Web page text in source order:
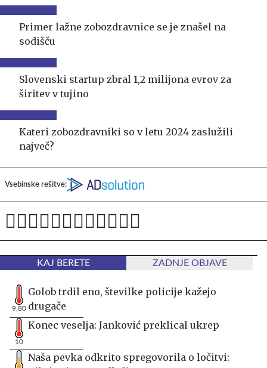
Primer lažne zobozdravnice se je znašel na
sodišču
Slovenski startup zbral 1,2 milijona evrov za
širitev v tujino
Kateri zobozdravniki so v letu 2024 zaslužili
največ?
Vsebinske rešitve:
KAJ BERETE ZADNJE OBJAVE
9,80
Golob trdil eno, številke policije kažejo
drugače
10
Konec veselja: Janković preklical ukrep
Naša pevka odkrito spregovorila o ločitvi: